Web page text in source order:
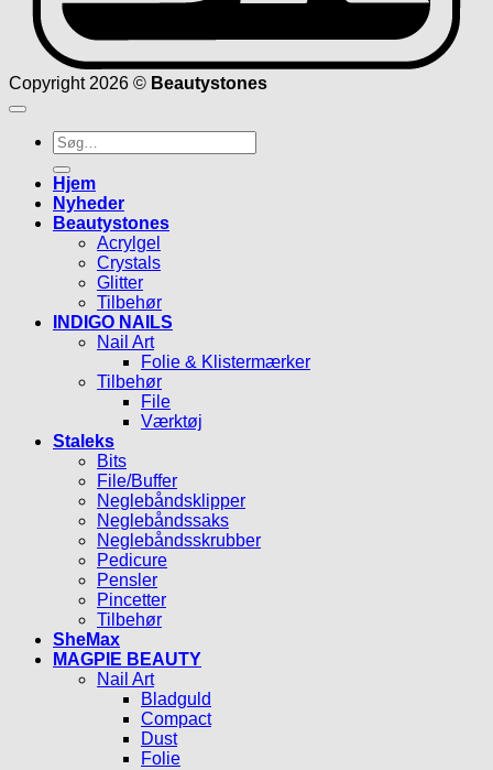
Copyright 2026 © Beautystones
Søg
efter:
Hjem
Nyheder
Beautystones
Acrylgel
Crystals
Glitter
Tilbehør
INDIGO NAILS
Nail Art
Folie & Klistermærker
Tilbehør
File
Værktøj
Staleks
Bits
File/Buffer
Neglebåndsklipper
Neglebåndssaks
Neglebåndsskrubber
Pedicure
Pensler
Pincetter
Tilbehør
SheMax
MAGPIE BEAUTY
Nail Art
Bladguld
Compact
Dust
Folie